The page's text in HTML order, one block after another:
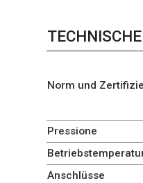
Norm und
Pressione
Anschlüsse